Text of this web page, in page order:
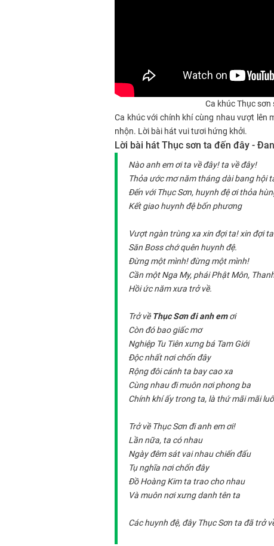
Ca khúc Thục
Ca khúc với chính khí cùng nhau vượt
nhộn. Lời bài hát vui tươi hứng khởi.
Lời bài hát Thục sơn ta đến đây -
Nào anh em ơi ta về đây! ta về đây!
Thỏa ước mơ năm tháng dài bang hội
Đến với Thục Sơn, huynh đệ ơi thỏa
Kết giao huynh đệ bốn phương
Vượt ngàn trùng xa xin đợi ta! xin đợi
Săn Boss chớ quên huynh đệ.
Đừng một mình! đừng một mình!
Cần một Nga My, phái Phật Môn,
Hồi ức năm xưa trở về.
Trở vềThục Sơn đi anh emơi
Còn đó bao giấc mơ
Nghiệp Tu Tiên xưng bá Tam Giới
Độc nhất nơi chốn đây
Rộng đôi cánh ta bay cao xa
Cùng nhau đi muôn nơi phong ba
Chính khí ấy trong ta, là thứ mãi mãi
Trở về Thục Sơn đi anh em ơi!
Lần nữa, ta có nhau
Ngày đêm sát vai nhau chiến đấu
Tụ nghĩa nơi chốn đây
Đồ Hoàng Kim ta trao cho nhau
Và muôn nơi xưng danh tên ta
Các huynh đệ, đây Thục Sơn ta đã trở